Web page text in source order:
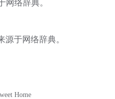
网络辞典。
源于网络辞典。
Home